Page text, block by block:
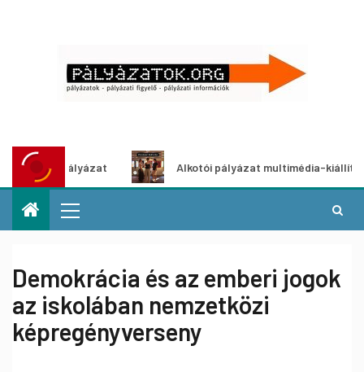
Alkotói pályázat multimédia-kiállításhoz
Demokrácia és az emberi jogok
az iskolában nemzetközi
képregényverseny